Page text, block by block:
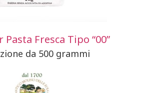
Pasta Fresca Tipo “00”
da 500 grammi